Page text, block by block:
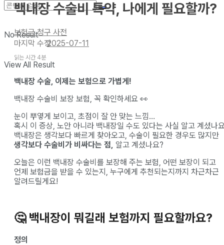
No Result
View All Result
백내장 수술비 특약, 나에게 필요할까?
보험금 청구 사전
2025-07-11
읽는 시간 4분
백내장 수술, 이제는 보험으로 가볍게!
백내장 수술비 보장 보험, 꼭 확인하세요 👀
눈이 뿌옇게 보이고, 초점이 잘 안 맞는 느낌…
혹시 이 증상, 노안 아니라 백내장일 수도 있다는 사실 알고 계셨나
백내장은 생각보다 빠르게 찾아오고, 수술이 필요한 경우도 많지만
생각보다 수술비가 비싸다는 점, 알고 계셨나요?
오늘은 이런 백내장 수술비를 보장해 주는 보험, 어떤 보장이 되고
언제 보험금을 받을 수 있는지, 누구에게 추천되는지까지 차근차근
알려드릴게요!
🤔 백내장이 뭐길래 보험까지 필요할까요?
정의